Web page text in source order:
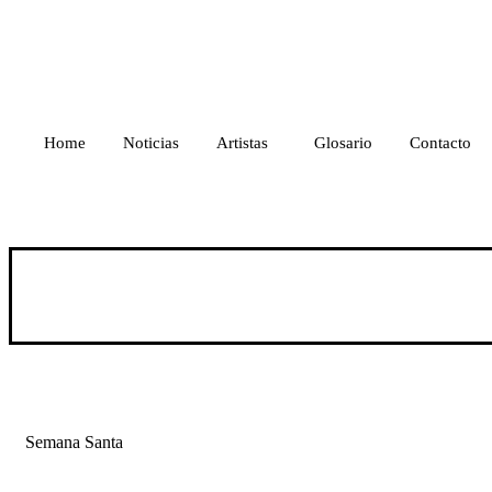
Home Noticias Artistas Glosario Contacto
Semana Santa